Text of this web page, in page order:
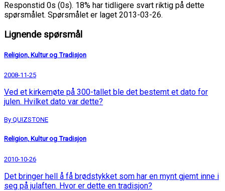
Responstid 0s (0s). 18% har tidligere svart riktig på dette
spørsmålet. Spørsmålet er laget 2013-03-26.
Lignende spørsmål
Religion, Kultur og Tradisjon
2008-11-25
Ved et kirkemøte på 300-tallet ble det bestemt et dato for
julen. Hvilket dato var dette?
By QUIZSTONE
Religion, Kultur og Tradisjon
2010-10-26
Det bringer hell å få brødstykket som har en mynt gjemt inne i
seg på julaften. Hvor er dette en tradisjon?